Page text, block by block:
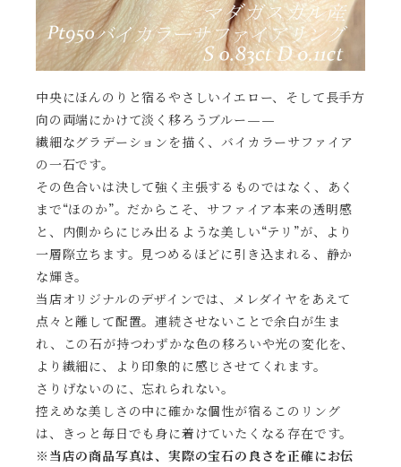
中央にほんのりと宿るやさしいイエロー、そして長手方
向の両端にかけて淡く移ろうブルー——
繊細なグラデーションを描く、バイカラーサファイア
の一石です。
その色合いは決して強く主張するものではなく、あく
まで“ほのか”。だからこそ、サファイア本来の透明感
と、内側からにじみ出るような美しい“テリ”が、より
一層際立ちます。見つめるほどに引き込まれる、静か
な輝き。
当店オリジナルのデザインでは、メレダイヤをあえて
点々と離して配置。連続させないことで余白が生ま
れ、この石が持つわずかな色の移ろいや光の変化を、
より繊細に、より印象的に感じさせてくれます。
さりげないのに、忘れられない。
控えめな美しさの中に確かな個性が宿るこのリング
は、きっと毎日でも身に着けていたくなる存在です。
※当店の商品写真は、実際の宝石の良さを正確にお伝